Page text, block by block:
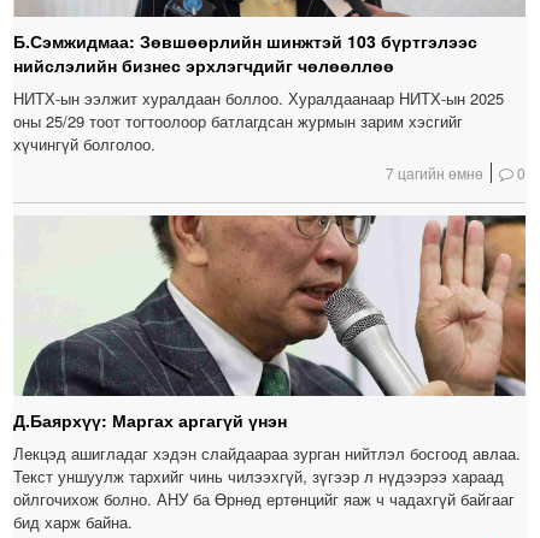
Б.Сэмжидмаа: Зөвшөөрлийн шинжтэй 103 бүртгэлээс
нийслэлийн бизнес эрхлэгчдийг чөлөөллөө
НИТХ-ын ээлжит хуралдаан боллоо. Хуралдаанаар НИТХ-ын 2025
оны 25/29 тоот тогтоолоор батлагдсан журмын зарим хэсгийг
хүчингүй болголоо.
7 цагийн өмнө 0
Д.Баярхүү: Маргах аргагүй үнэн
Лекцэд ашигладаг хэдэн слайдаараа зурган нийтлэл босгоод авлаа.
Текст уншуулж тархийг чинь чилээхгүй, зүгээр л нүдээрээ хараад
ойлгочихож болно. АНУ ба Өрнөд ертөнцийг яаж ч чадахгүй байгааг
бид харж байна.